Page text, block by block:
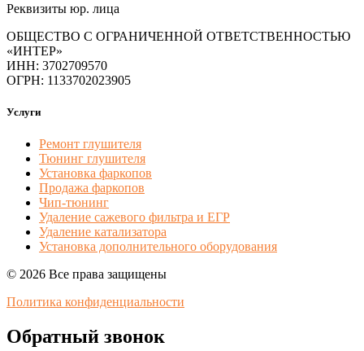
Реквизиты юр. лица
ОБЩЕСТВО С ОГРАНИЧЕННОЙ ОТВЕТСТВЕННОСТЬЮ
«ИНТЕР»
ИНН: 3702709570
ОГРН: 1133702023905
Услуги
Ремонт глушителя
Тюнинг глушителя
Установка фаркопов
Продажа фаркопов
Чип-тюнинг
Удаление сажевого фильтра и ЕГР
Удаление катализатора
Установка дополнительного оборудования
© 2026 Все права защищены
Политика конфиденциальности
Обратный звонок